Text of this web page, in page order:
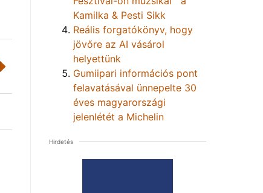
Kamilka & Pesti Sikk
Reális forgatókönyv, hogy
jövőre az AI vásárol
helyettünk
Gumiipari információs pont
felavatásával ünnepelte 30
éves magyarországi
jelenlétét a Michelin
Hirdetés